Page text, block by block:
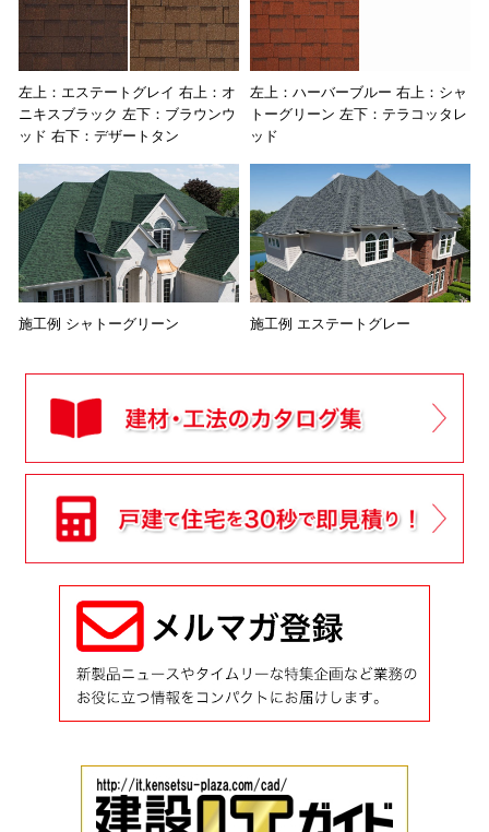
左上：エステートグレイ 右上：オ
ニキスブラック 左下：ブラウンウ
ッド 右下：デザートタン
左上：ハーバーブルー 右上：シャ
トーグリーン 左下：テラコッタレ
ッド
施工例 シャトーグリーン 施工例 エステートグレー